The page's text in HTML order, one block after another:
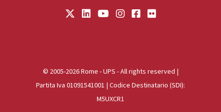
© 2005-2026 Rome - UPS - All rights reserved |
Partita Iva 01091541001 | Codice Destinatario (SDI):
M5UXCR1